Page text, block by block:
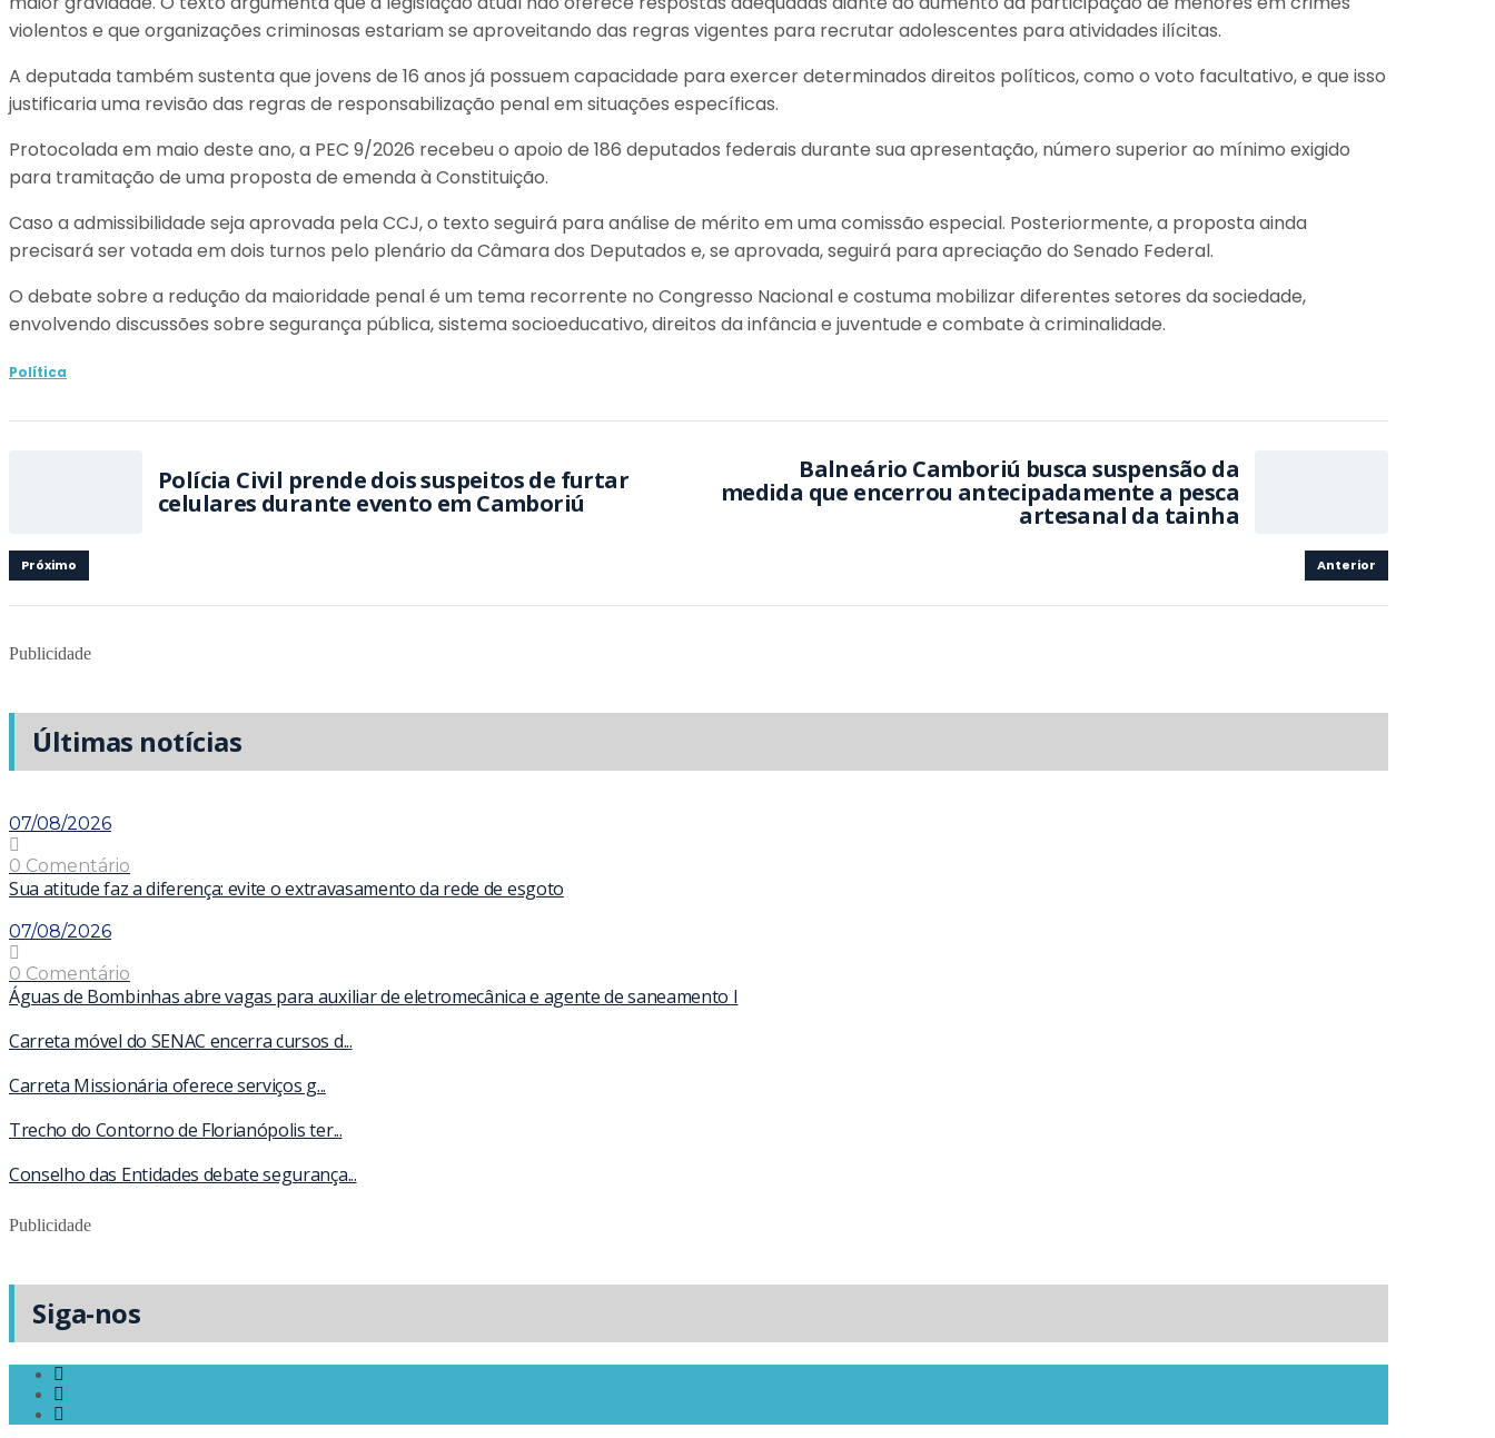
violentos e que organizações criminosas estariam se aproveitando das regras vigentes para recrutar adolescentes para atividades ilícitas.
A deputada também sustenta que jovens de 16 anos já possuem capacidade para exercer determinados direitos políticos, como o voto facultativo, e que isso
justificaria uma revisão das regras de responsabilização penal em situações específicas.
Protocolada em maio deste ano, a PEC 9/2026 recebeu o apoio de 186 deputados federais durante sua apresentação, número superior ao mínimo exigido
para tramitação de uma proposta de emenda à Constituição.
Caso a admissibilidade seja aprovada pela CCJ, o texto seguirá para análise de mérito em uma comissão especial. Posteriormente, a proposta ainda
precisará ser votada em dois turnos pelo plenário da Câmara dos Deputados e, se aprovada, seguirá para apreciação do Senado Federal.
O debate sobre a redução da maioridade penal é um tema recorrente no Congresso Nacional e costuma mobilizar diferentes setores da sociedade,
envolvendo discussões sobre segurança pública, sistema socioeducativo, direitos da infância e juventude e combate à criminalidade.
Política
Polícia Civil prende dois suspeitos de furtar
celulares durante evento em Camboriú
Próximo
Balneário Camboriú busca suspensão da
medida que encerrou antecipadamente a pesca
artesanal da tainha
Anterior
Publicidade
Últimas notícias
07/08/2026
0 Comentário
Sua atitude faz a diferença: evite o extravasamento da rede de esgoto
07/08/2026
0 Comentário
Águas de Bombinhas abre vagas para auxiliar de eletromecânica e agente de saneamento I
Carreta móvel do SENAC encerra cursos d...
Carreta Missionária oferece serviços g...
Trecho do Contorno de Florianópolis ter...
Conselho das Entidades debate segurança...
Publicidade
Siga-nos